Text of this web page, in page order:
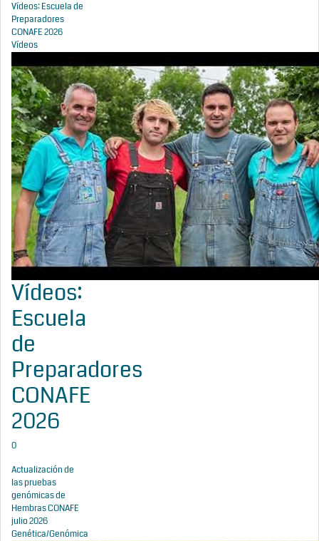
Vídeos: Escuela de
Preparadores
CONAFE 2026
Vídeos
Vídeos:
Escuela
de
Preparadores
CONAFE
2026
0
Actualización de
las pruebas
genómicas de
Hembras CONAFE
julio 2026
Genética/Genómica